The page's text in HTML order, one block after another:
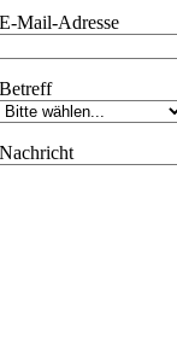
E-Mail-Adresse
Betreff
Nachricht